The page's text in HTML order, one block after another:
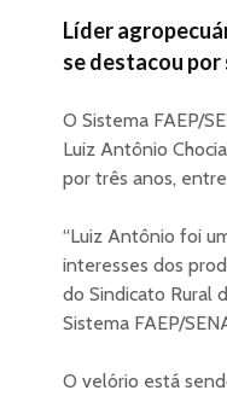
Líder
se destacou por
O Sistema FAEP/
Luiz Antônio
por três anos,
“Luiz Antônio foi
interesses dos
do Sindicato Rural
Sistema FAEP/
O velório está